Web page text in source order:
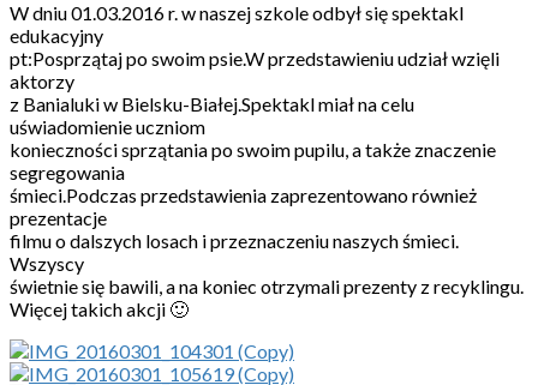
W dniu 01.03.2016 r. w naszej szkole odbył się spektakl
edukacyjny
pt:Posprzątaj po swoim psie.W przedstawieniu udział wzięli
aktorzy
z Banialuki w Bielsku-Białej.Spektakl miał na celu
uświadomienie uczniom
konieczności sprzątania po swoim pupilu, a także znaczenie
segregowania
śmieci.Podczas przedstawienia zaprezentowano również
prezentacje
filmu o dalszych losach i przeznaczeniu naszych śmieci.
Wszyscy
świetnie się bawili, a na koniec otrzymali prezenty z recyklingu.
Więcej takich akcji 🙂